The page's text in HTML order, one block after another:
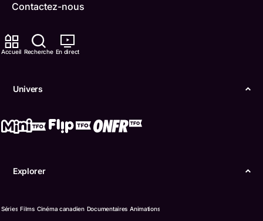
Accueil Recherche En direct
Univers
Explorer
Séries Films Cinéma canadien Documentaires Animations
Contactez-nous
ONFR
Boukili
Confidentialité
langue française de l’Ontario (TFO) - 2026